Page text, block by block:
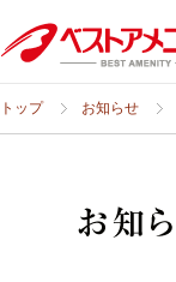
トップ お知らせ